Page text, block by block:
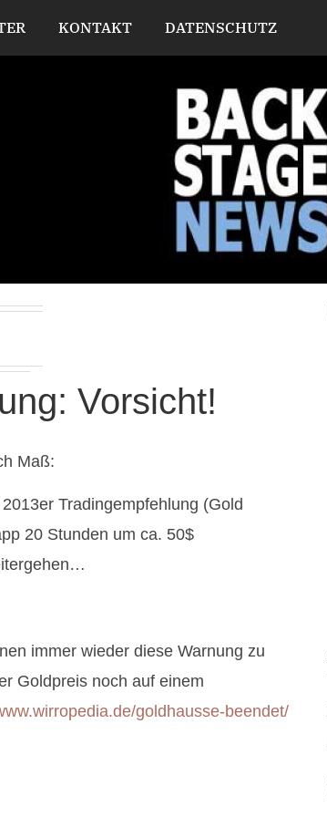
KONTAKT DATENSCHUTZ
Vorsicht!
Maß:
Tradingempfehlung (Gold
20 Stunden um ca. 50$
immer wieder diese Warnung zu
Goldpreis noch auf einem
goldhausse-beendet/